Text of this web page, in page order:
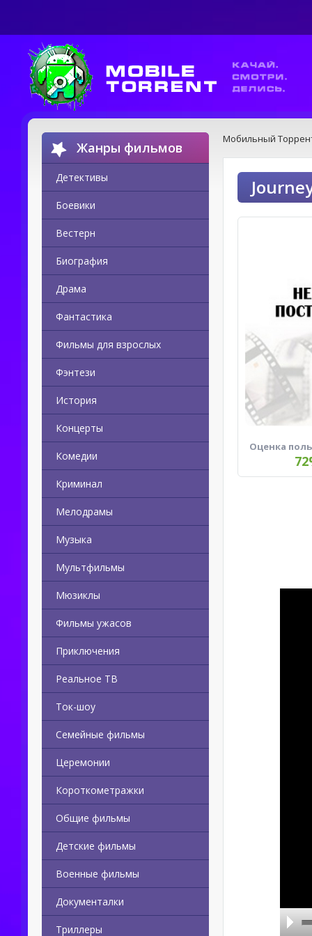
Жанры фильмов
Детективы
Боевики
Вестерн
Биография
Драма
Фантастика
Фильмы для взрослых
Фэнтези
История
Концерты
Комедии
Криминал
Мелодрамы
Музыка
Мультфильмы
Мюзиклы
Фильмы ужасов
Приключения
Реальное ТВ
Ток-шоу
Семейные фильмы
Церемонии
Короткометражки
Общие фильмы
Детские фильмы
Военные фильмы
Документалки
Триллеры
Мобильный
Оценка